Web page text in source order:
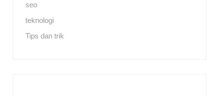
seo
teknologi
Tips dan trik